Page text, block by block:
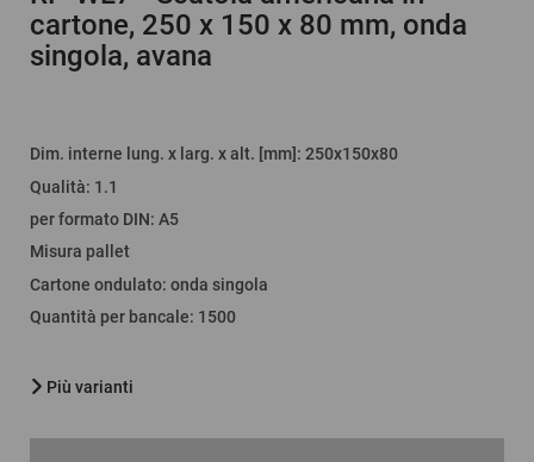
cartone, 250 x 150 x 80 mm, onda
singola, avana
Dim. interne lung. x larg. x alt. [mm] : 250x150x80
Qualità: 1.1
per formato DIN: A5
Misura pallet
Cartone ondulato: onda singola
Quantità per bancale: 1500
Più varianti